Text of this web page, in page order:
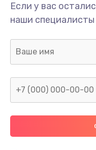
Если у вас
наши